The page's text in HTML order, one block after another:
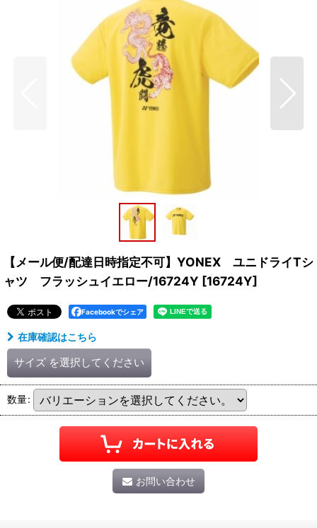
【メール便/配達日時指定不可】YONEX ユニドライTシ
ャツ フラッシュイエロー/16724Y [16724Y]
Facebookでシェア
在庫確認はこちら
サイズ を選択してください
数量:
お問い合わせ